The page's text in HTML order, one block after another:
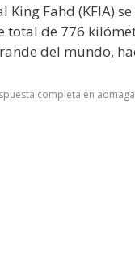
Fahd (KFIA)
total de 776
del mundo,
completa en